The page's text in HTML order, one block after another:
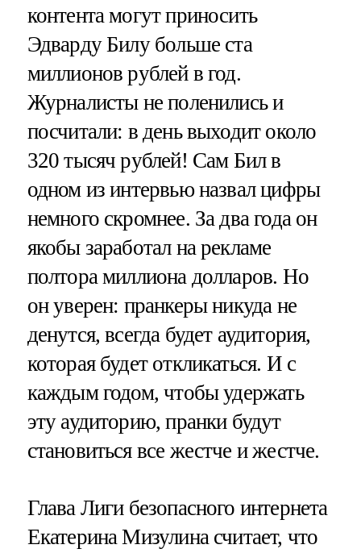
контента могут приносить
Эдварду Билу больше ста
миллионов рублей в год.
Журналисты не поленились и
посчитали: в день выходит около
320 тысяч рублей! Сам Бил в
одном из интервью назвал цифры
немного скромнее. За два года он
якобы заработал на рекламе
полтора миллиона долларов. Но
он уверен: пранкеры никуда не
денутся, всегда будет аудитория,
которая будет откликаться. И с
каждым годом, чтобы удержать
эту аудиторию, пранки будут
становиться все жестче и жестче.
Глава Лиги безопасного интернета
Екатерина Мизулина считает, что